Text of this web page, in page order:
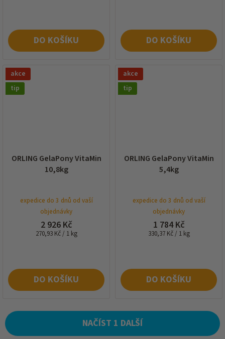
DO KOŠÍKU DO KOŠÍKU
akce
tip
ORLING GelaPony VitaMin
10,8kg
expedice do 3 dnů od vaší
objednávky
2 926 Kč
Měrná
270,93 Kč / 1 kg
DO KOŠÍKU
akce
tip
ORLING GelaPony VitaMin
5,4kg
expedice do 3 dnů od vaší
objednávky
1 784 Kč
Měrná
330,37 Kč / 1 kg
DO KOŠÍKU
NAČÍST 1 DALŠÍ